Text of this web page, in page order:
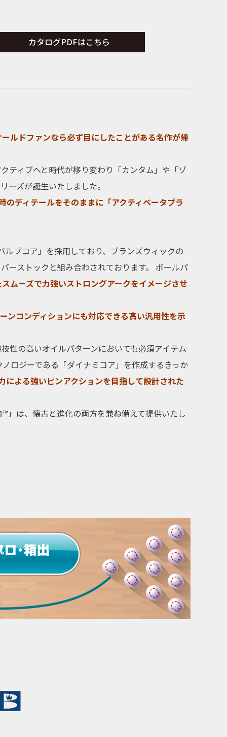
カタログPDFはこちら
ルドファンなら必ず目にしたことがある名作が帰
ティブへと時代が移り変わり「カンタム」や「ゾ
ーズが誕生いたしました。
ディテールをそのままに「アクティベータプラ
ブコア」 を採用しており、 ブランズウィックの
ーストックと組み合わされております。 ボールパ
ムーズで力強いストロングアークをイメージさせ
ンコンディションにも対応できる高い汎用性を示
性の高いオイルパターンにおいても必須アイテム
ロジーである「ダイナミコア」を作成するきっか
よる強いピンアクションを目指して設計された
」は、懐古と進化の両方を兼ね備えて提供いたし